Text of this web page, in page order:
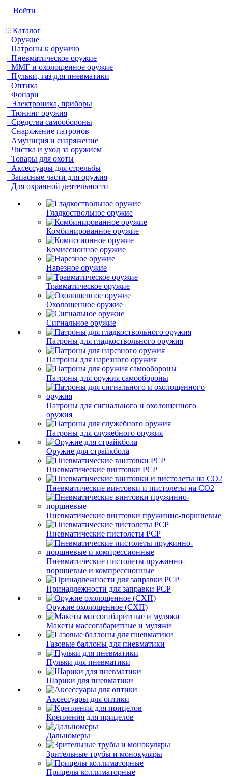
Войти
Каталог
Оружие
Патроны к оружию
Пневматическое оружие
ММГ и охолощенное оружие
Пульки, газ для пневматики
Оптика
Фонари
Электроника, приборы
Тюнинг оружия
Средства самообороны
Снаряжение патронов
Амуниция и снаряжение
Чистка и уход за оружием
Товары для охоты
Аксессуары для стрельбы
Запасные части для оружия
Для охранной деятельности
Гладкоствольное оружие
Комбинированное оружие
Комиссионное оружие
Нарезное оружие
Травматическое оружие
Охолощенное оружие
Сигнальное оружие
Патроны для гладкоствольного оружия
Патроны для нарезного оружия
Патроны для оружия самообороны
Патроны для сигнального и охолощенного
оружия
Патроны для служебного оружия
Оружие для страйкбола
Пневматические винтовки PCP
Пневматические винтовки и пистолеты на CO2
Пневматические винтовки пружинно-поршневые
Пневматические пистолеты PCP
Пневматические пистолеты пружинно-
поршневые и компрессионные
Принадлежности для заправки PCP
Оружие охолощенное (СХП)
Макеты массогабаритные и муляжи
Газовые баллоны для пневматики
Пульки для пневматики
Шарики для пневматики
Аксессуары для оптики
Крепления для прицелов
Дальномеры
Зрительные трубы и монокуляры
Прицелы коллиматорные